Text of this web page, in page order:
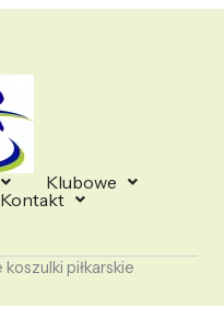
Klubowe
Kontakt
piłkarskie